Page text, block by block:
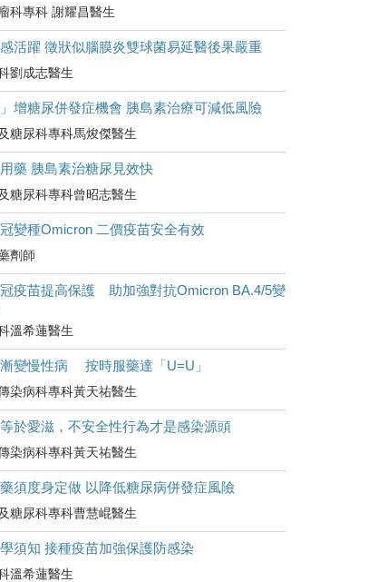
科專科 謝耀昌醫生
活躍 徵狀似腦膜炎雙球菌易延醫後果嚴重
劉成志醫生
」增糖尿併發症機會 胰島素治療可減低風險
糖尿科專科馬焌傑醫生
藥 胰島素治糖尿見效快
糖尿科專科曾昭志醫生
變種Omicron 二價疫苗安全有效
劑師
疫苗提高保護 助加強對抗Omicron BA.4/5變
溫希蓮醫生
變慢性病 按時服藥達「U=U」
染病科專科黃天祐醫生
於愛滋，不安全性行為才是感染源頭
染病科專科黃天祐醫生
須度身定做 以降低糖尿病併發症風險
糖尿科專科曹慧崐醫生
須知 接種疫苗加強保護防感染
溫希蓮醫生